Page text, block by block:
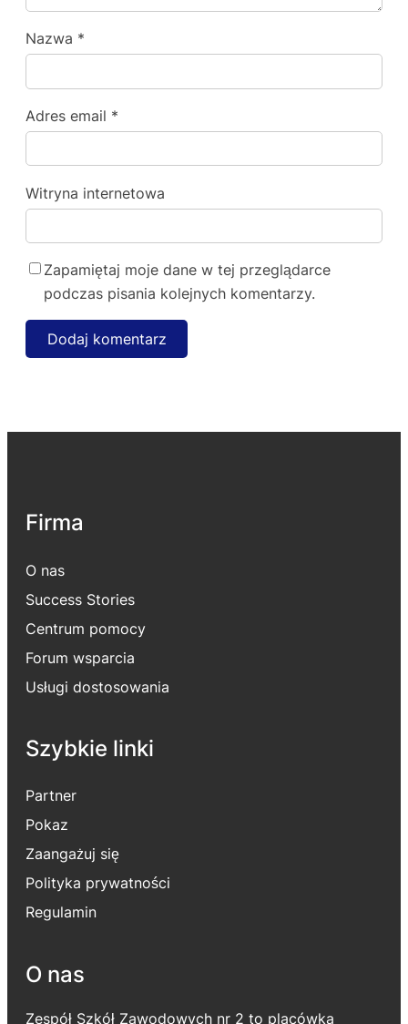
Nazwa *
Adres email *
Witryna internetowa
Zapamiętaj moje dane w tej przeglądarce
podczas pisania kolejnych komentarzy.
Firma
O nas
Success Stories
Centrum pomocy
Forum wsparcia
Usługi dostosowania
Szybkie linki
Partner
Pokaz
Zaangażuj się
Polityka prywatności
Regulamin
O nas
Zespół Szkół Zawodowych nr 2 to placówka